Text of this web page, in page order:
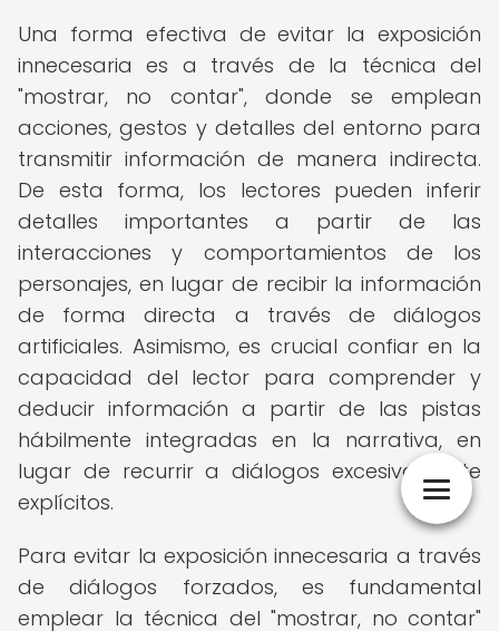
Una forma efectiva de evitar la exposición
innecesaria es a través de la técnica del
"mostrar, no contar", donde se emplean
acciones, gestos y detalles del entorno para
transmitir información de manera indirecta.
De esta forma, los lectores pueden inferir
detalles importantes a partir de las
interacciones y comportamientos de los
personajes, en lugar de recibir la información
de forma directa a través de diálogos
artificiales. Asimismo, es crucial confiar en la
capacidad del lector para comprender y
deducir información a partir de las pistas
hábilmente integradas en la narrativa, en
lugar de recurrir a diálogos excesivamente
explícitos.
Para evitar la exposición innecesaria a través
de diálogos forzados, es fundamental
emplear la técnica del "mostrar, no contar"